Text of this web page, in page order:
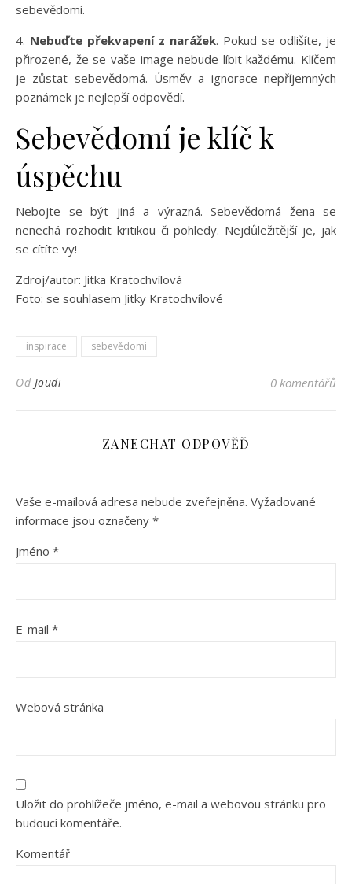
sebevědomí.
4. Nebuďte překvapení z narážek. Pokud se odlišíte, je
přirozené, že se vaše image nebude líbit každému. Klíčem
je zůstat sebevědomá. Úsměv a ignorace nepříjemných
poznámek je nejlepší odpovědí.
Sebevědomí je klíč k
úspěchu
Nebojte se být jiná a výrazná. Sebevědomá žena se
nenechá rozhodit kritikou či pohledy. Nejdůležitější je, jak
se cítíte vy!
Zdroj/autor: Jitka Kratochvílová
Foto: se souhlasem Jitky Kratochvílové
inspirace sebevědomi
Od Joudi 0 komentářů
ZANECHAT ODPOVĚĎ
Vaše e-mailová adresa nebude zveřejněna. Vyžadované
informace jsou označeny *
Jméno *
E-mail *
Webová stránka
Uložit do prohlížeče jméno, e-mail a webovou stránku pro
budoucí komentáře.
Komentář